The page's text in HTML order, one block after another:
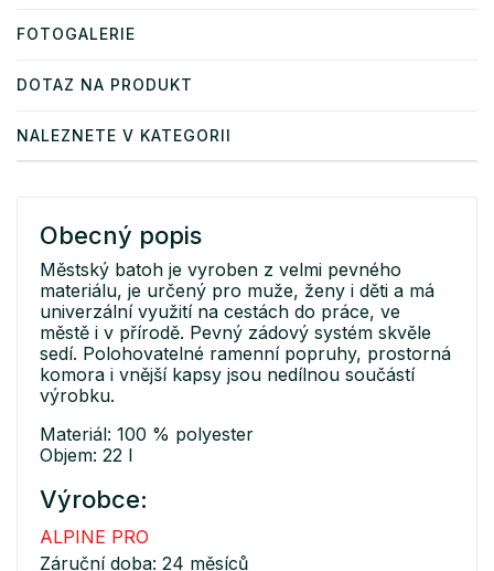
FOTOGALERIE
DOTAZ NA PRODUKT
NALEZNETE V KATEGORII
Obecný popis
Městský batoh je vyroben z velmi pevného
materiálu, je určený pro muže, ženy i děti a má
univerzální využití na cestách do práce, ve
městě i v přírodě. Pevný zádový systém skvěle
sedí. Polohovatelné ramenní popruhy, prostorná
komora i vnější kapsy jsou nedílnou součástí
výrobku.
Materiál: 100 % polyester
Objem: 22 l
Výrobce:
ALPINE PRO
Záruční doba: 24 měsíců